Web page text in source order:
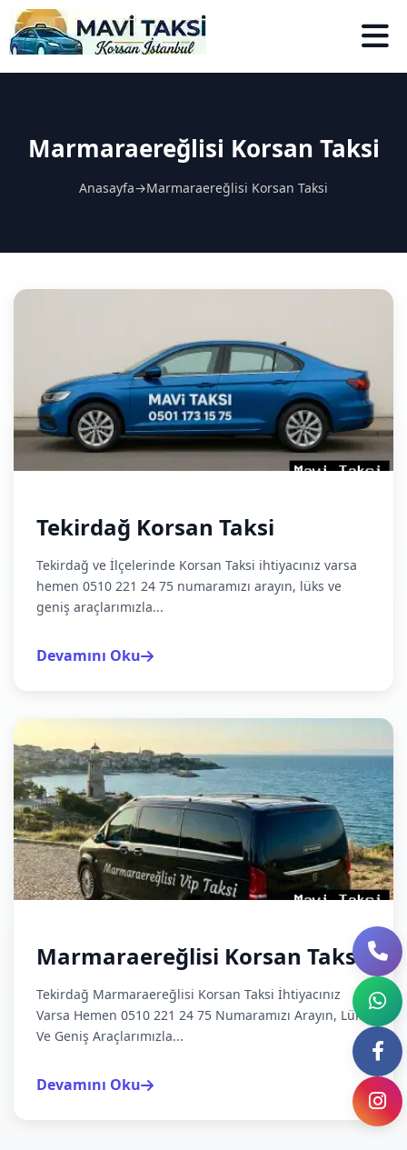
Marmaraereğlisi Korsan Taksi
Anasayfa→Marmaraereğlisi Korsan Taksi
Tekirdağ Korsan Taksi
Tekirdağ ve İlçelerinde Korsan Taksi ihtiyacınız varsa
hemen 0510 221 24 75 numaramızı arayın, lüks ve
geniş araçlarımızla...
Devamını Oku
Marmaraereğlisi Korsan Taksi
Tekirdağ Marmaraereğlisi Korsan Taksi İhtiyacınız
Varsa Hemen 0510 221 24 75 Numaramızı Arayın, Lüks
Ve Geniş Araçlarımızla...
Devamını Oku